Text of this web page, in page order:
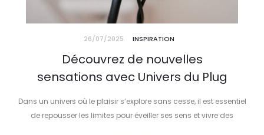
26/07/2025 INSPIRATION
Découvrez de nouvelles
sensations avec Univers du Plug
Dans un univers où le plaisir s’explore sans cesse, il est essentiel
de repousser les limites pour éveiller ses sens et vivre des